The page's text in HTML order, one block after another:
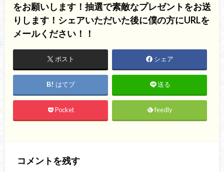
をお願いします！抽選で素敵なプレゼントをお送
りします！シェアいただいた後に僕の方にURLを
メールください！！
ポスト シェア
はてブ 送る
Pocket feedly
コメントを残す